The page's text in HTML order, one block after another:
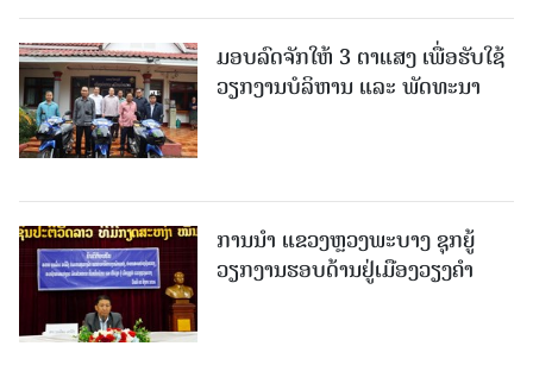
ມອບລົດຈັກໃຫ້ 3 ຕາແສງ ເພື່ອຮັບໃຊ້
ວຽກງານບໍລິຫານ ແລະ ພັດທະນາ
ການນຳ ແຂວງຫຼວງພະບາງ ຊຸກຍູ້
ວຽກງານຮອບດ້ານຢູ່ເມືອງວຽງຄໍາ